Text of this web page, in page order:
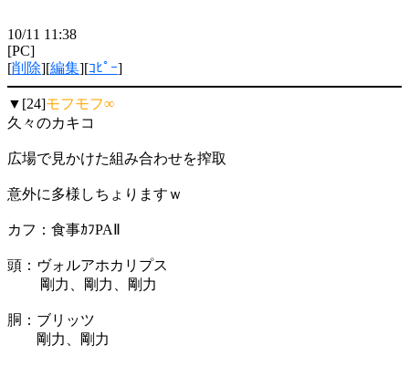
10/11 11:38
[PC]
[削除][編集][ｺﾋﾟｰ]
▼[24]モフモフ∞
久々のカキコ
広場で見かけた組み合わせを搾取
意外に多様しちょりますｗ
カフ：食事ｶﾌPAⅡ
頭：ヴォルアホカリプス
剛力、剛力、剛力
胴：ブリッツ
剛力、剛力